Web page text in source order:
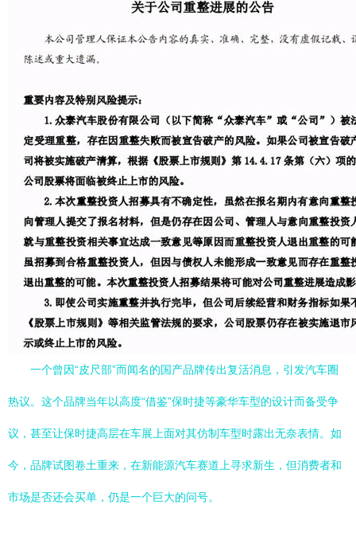
一个曾因“皮尺部”而闻名的国产品牌传出复活消息，引发汽车圈
热议。这个品牌当年以高度“借鉴”保时捷等豪华车型的设计而备受争
议，甚至让保时捷高层在车展上面对其仿制车型时露出无奈表情。如
今，品牌试图卷土重来，在新能源汽车赛道上寻求新生，但消费者和
市场是否还会买单，仍是一个巨大的问号。